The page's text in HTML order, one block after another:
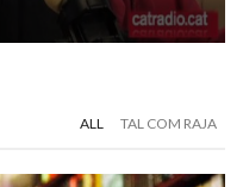
ALL TAL COM RAJA